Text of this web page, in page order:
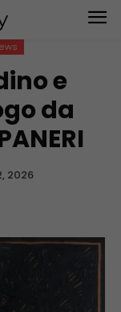
e
da
2026